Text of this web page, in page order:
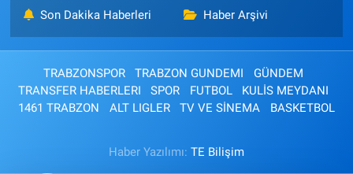
Son Dakika Haberleri Haber Arşivi
TRABZONSPOR TRABZON GUNDEMI
GÜNDEM
TRANSFER HABERLERI
SPOR FUTBOL
KULİS MEYDANI
1461 TRABZON
ALT LIGLER TV VE SİNEMA BASKETBOL
Haber Yazılımı: TE Bilişim